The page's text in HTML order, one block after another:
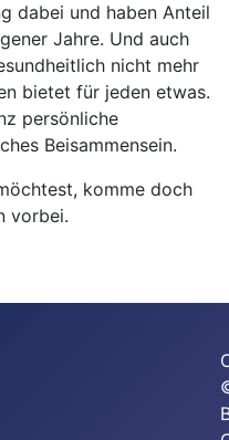
dabei und haben Anteil
Jahre. Und auch
nicht mehr
bietet für jeden etwas.
persönliche
Beisammensein.
komme doch
vorbei.